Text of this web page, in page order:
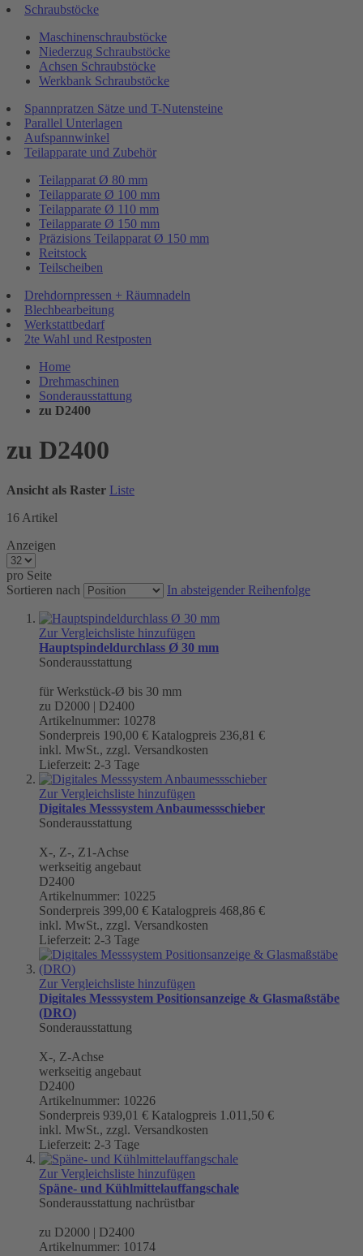
Schraubstöcke
Maschinenschraubstöcke
Niederzug Schraubstöcke
Achsen Schraubstöcke
Werkbank Schraubstöcke
Spannpratzen Sätze und T-Nutensteine
Parallel Unterlagen
Aufspannwinkel
Teilapparate und Zubehör
Teilapparat Ø 80 mm
Teilapparate Ø 100 mm
Teilapparate Ø 110 mm
Teilapparate Ø 150 mm
Präzisions Teilapparat Ø 150 mm
Reitstock
Teilscheiben
Drehdornpressen + Räumnadeln
Blechbearbeitung
Werkstattbedarf
2te Wahl und Restposten
Home
Drehmaschinen
Sonderausstattung
zu D2400
zu D2400
Ansicht als Raster Liste
16 Artikel
Anzeigen
pro Seite
Sortieren nach
In absteigender Reihenfolge
Zur Vergleichsliste hinzufügen
Hauptspindeldurchlass Ø 30 mm
Sonderausstattung
für Werkstück-Ø bis 30 mm
zu D2000 | D2400
Artikelnummer: 10278
Sonderpreis 190,00 € Katalogpreis 236,81 €
inkl. MwSt., zzgl. Versandkosten
Lieferzeit: 2-3 Tage
Zur Vergleichsliste hinzufügen
Digitales Messsystem Anbaumessschieber
Sonderausstattung
X-, Z-, Z1-Achse
werkseitig angebaut
D2400
Artikelnummer: 10225
Sonderpreis 399,00 € Katalogpreis 468,86 €
inkl. MwSt., zzgl. Versandkosten
Lieferzeit: 2-3 Tage
Zur Vergleichsliste hinzufügen
Digitales Messsystem Positionsanzeige & Glasmaßstäbe
(DRO)
Sonderausstattung
X-, Z-Achse
werkseitig angebaut
D2400
Artikelnummer: 10226
Sonderpreis 939,01 € Katalogpreis 1.011,50 €
inkl. MwSt., zzgl. Versandkosten
Lieferzeit: 2-3 Tage
Zur Vergleichsliste hinzufügen
Späne- und Kühlmittelauffangschale
Sonderausstattung nachrüstbar
zu D2000 | D2400
Artikelnummer: 10174